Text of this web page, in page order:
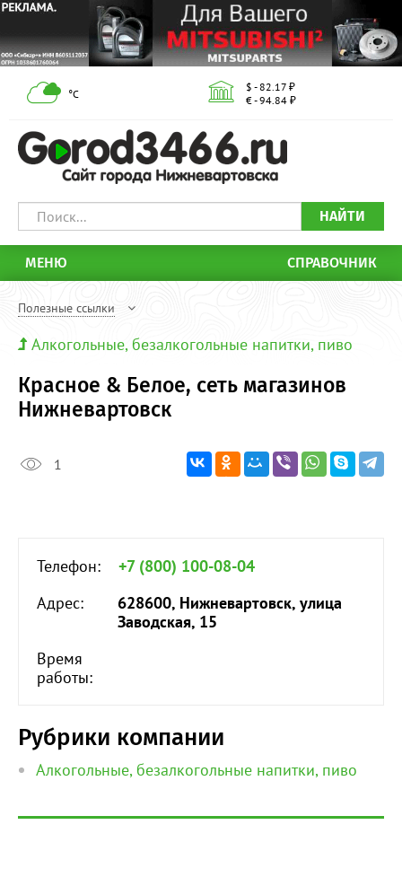
°С
$ - 82.17 ₽
€ - 94.84 ₽
НАЙТИ
МЕНЮ СПРАВОЧНИК
Полезные ссылки
Алкогольные, безалкогольные напитки, пиво
Красное & Белое, сеть магазинов
Нижневартовск
1
Телефон:
+7 (800) 100-08-04
Адрес:
628600, Нижневартовск, улица
Заводская, 15
Время
работы:
Рубрики компании
Алкогольные, безалкогольные напитки, пиво